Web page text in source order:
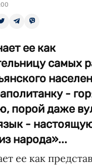
ее как
самых
-
порой даже
-
народа»...
ее как